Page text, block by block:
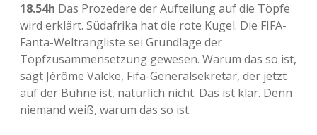
18.54h Das Prozedere der Aufteilung auf die Töpfe
wird erklärt. Südafrika hat die rote Kugel. Die FIFA-
Fanta-Weltrangliste sei Grundlage der
Topfzusammensetzung gewesen. Warum das so ist,
sagt Jérôme Valcke, Fifa-Generalsekretär, der jetzt
auf der Bühne ist, natürlich nicht. Das ist klar. Denn
niemand weiß, warum das so ist.